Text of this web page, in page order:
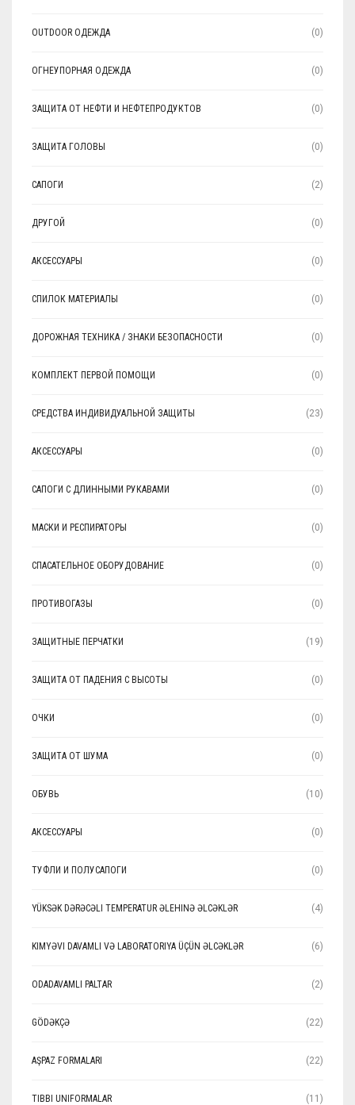
OUTDOOR ОДЕЖДА (0)
ОГНЕУПОРНАЯ ОДЕЖДА (0)
ЗАЩИТА ОТ НЕФТИ И НЕФТЕПРОДУКТОВ (0)
ЗАЩИТА ГОЛОВЫ (0)
САПОГИ (2)
ДРУГОЙ (0)
АКСЕССУАРЫ (0)
СПИЛОК МАТЕРИАЛЫ (0)
ДОРОЖНАЯ ТЕХНИКА / ЗНАКИ БЕЗОПАСНОСТИ (0)
КОМПЛЕКТ ПЕРВОЙ ПОМОЩИ (0)
СРЕДСТВА ИНДИВИДУАЛЬНОЙ ЗАЩИТЫ (23)
АКСЕССУАРЫ (0)
САПОГИ С ДЛИННЫМИ РУКАВАМИ (0)
МАСКИ И РЕСПИРАТОРЫ (0)
СПАСАТЕЛЬНОЕ ОБОРУДОВАНИЕ (0)
ПРОТИВОГАЗЫ (0)
ЗАЩИТНЫЕ ПЕРЧАТКИ (19)
ЗАЩИТА ОТ ПАДЕНИЯ С ВЫСОТЫ (0)
ОЧКИ (0)
ЗАЩИТА ОТ ШУМА (0)
ОБУВЬ (10)
АКСЕССУАРЫ (0)
ТУФЛИ И ПОЛУСАПОГИ (0)
YÜKSƏK DƏRƏCƏLI TEMPERATUR ƏLEHINƏ ƏLCƏKLƏR (4)
KIMYƏVI DAVAMLI VƏ LABORATORIYA ÜÇÜN ƏLCƏKLƏR (6)
ODADAVAMLI PALTAR (2)
GÖDƏKÇƏ (22)
AŞPAZ FORMALARI (22)
TIBBI UNIFORMALAR (11)